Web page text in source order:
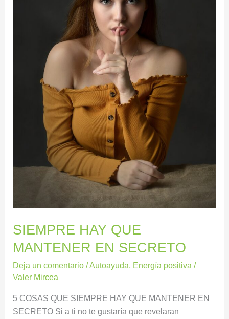
SIEMPRE HAY QUE
MANTENER EN SECRETO
Deja un comentario /Autoayuda, Energía positiva /
Valer Mircea
5 COSAS QUE SIEMPRE HAY QUE MANTENER EN
SECRETO Si a ti no te gustaría que revelaran